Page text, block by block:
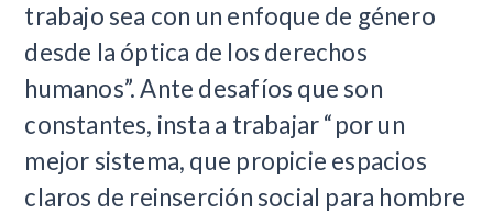
trabajo sea con un enfoque de género
desde la óptica de los derechos
humanos”. Ante desafíos que son
constantes, insta a trabajar “por un
mejor sistema, que propicie espacios
claros de reinserción social para hombre